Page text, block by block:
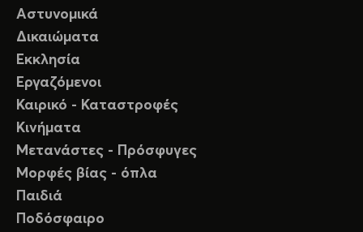
Αστυνομικά
Δικαιώματα
Εκκλησία
Εργαζόμενοι
Καιρικό - Καταστροφές
Κινήματα
Μετανάστες - Πρόσφυγες
Μορφές βίας - όπλα
Παιδιά
Ποδόσφαιρο